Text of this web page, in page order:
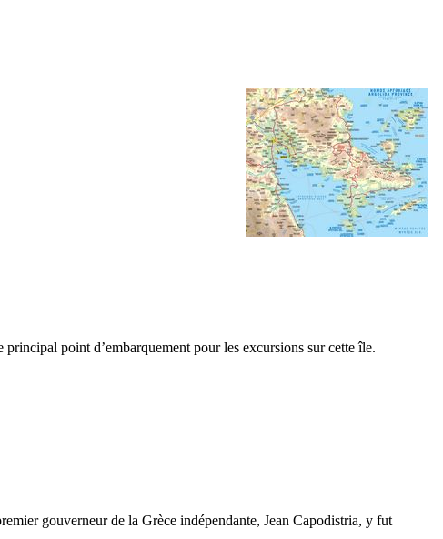
point d’embarquement pour les excursions sur cette île.
gouverneur de la Grèce indépendante, Jean Capodistria, y fut